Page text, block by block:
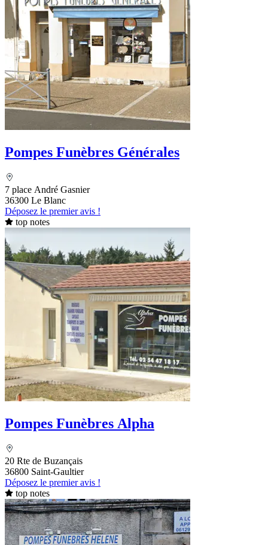
Pompes Funèbres Générales
7 place André Gasnier
36300 Le Blanc
Déposez le premier avis !
top notes
Pompes Funèbres Alpha
20 Rte de Buzançais
36800 Saint-Gaultier
Déposez le premier avis !
top notes